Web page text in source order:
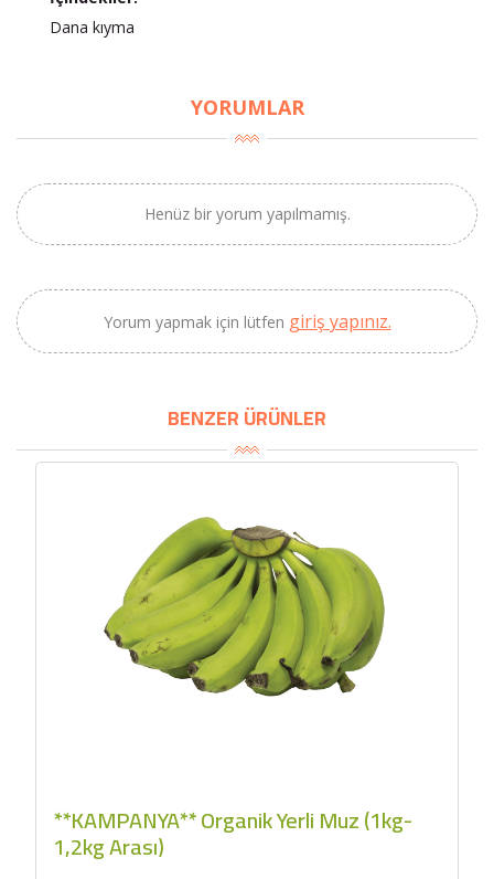
Dana kıyma
YORUMLAR
Henüz bir yorum yapılmamış.
Yorum yapmak için lütfen giriş yapınız.
BENZER ÜRÜNLER
**KAMPANYA** Organik Yerli Muz (1kg-
1,2kg Arası)
BU HAFTANIN PLANLI İNDİRİMİ
2100,00 TL
(2025 Yeni Hasat,
Güney Ege, 5 Litre) -
AtcaNova
SEPETE EKLE